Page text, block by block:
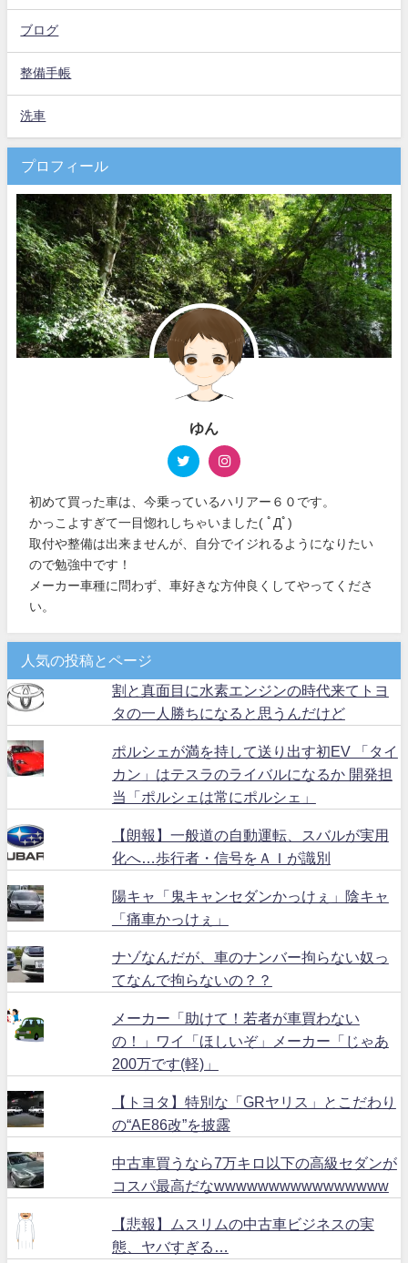
ブログ
整備手帳
洗車
プロフィール
ゆん
初めて買った車は、今乗っているハリアー６０です。
かっこよすぎて一目惚れしちゃいました( ﾟДﾟ)
取付や整備は出来ませんが、自分でイジれるようになりたい
ので勉強中です！
メーカー車種に問わず、車好きな方仲良くしてやってくださ
い。
人気の投稿とページ
割と真面目に水素エンジンの時代来てトヨ
タの一人勝ちになると思うんだけど
ポルシェが満を持して送り出す初EV 「タイ
カン」はテスラのライバルになるか 開発担
当「ポルシェは常にポルシェ」
【朗報】一般道の自動運転、スバルが実用
化へ…歩行者・信号をＡＩが識別
陽キャ「鬼キャンセダンかっけぇ」陰キャ
「痛車かっけぇ」
ナゾなんだが、車のナンバー拘らない奴っ
てなんで拘らないの？？
メーカー「助けて！若者が車買わない
の！」ワイ「ほしいぞ」メーカー「じゃあ
200万です(軽)」
【トヨタ】特別な「GRヤリス」とこだわり
の“AE86改”を披露
中古車買うなら7万キロ以下の高級セダンが
コスパ最高だなwwwwwwwwwwwwwwww
【悲報】ムスリムの中古車ビジネスの実
態、ヤバすぎる…